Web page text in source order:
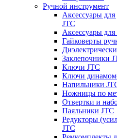
Ручной инструмент
Аксессуары
JTC
Аксессуары
Гайковерты
Заклепочники
Ключи JTC
Ключи
Напильники
Ножницы по
Отвертки и
Паяльники JTC
Редукторы
JTC